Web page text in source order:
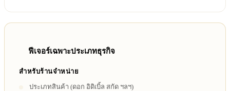
ฟีเจอร์เฉพาะประเภทธุรกิจ
สำหรับร้านจำหน่าย
ประเภทสินค้า (ดอก อิดิเบิ้ล สกัด ฯลฯ)